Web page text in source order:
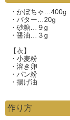
・かぼちゃ…400g
・バター…20g
・砂糖…９g
・醤油…３g
【衣】
・小麦粉
・溶き卵
・パン粉
・揚げ油
作り方